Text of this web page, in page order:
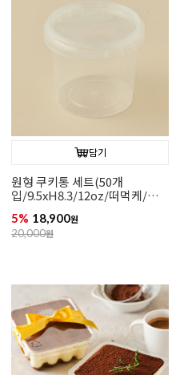
담기
원형 쿠키통 세트(50개
입/9.5xH8.3/12oz/떠먹케/구
5% 18,900원
20,000원